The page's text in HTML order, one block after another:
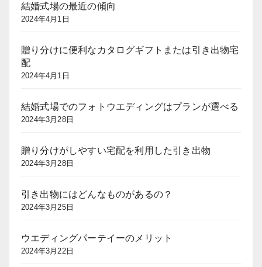
結婚式場の最近の傾向
2024年4月1日
贈り分けに便利なカタログギフトまたは引き出物宅
配
2024年4月1日
結婚式場でのフォトウエディングはプランが選べる
2024年3月28日
贈り分けがしやすい宅配を利用した引き出物
2024年3月28日
引き出物にはどんなものがあるの？
2024年3月25日
ウエディングパーテイーのメリット
2024年3月22日